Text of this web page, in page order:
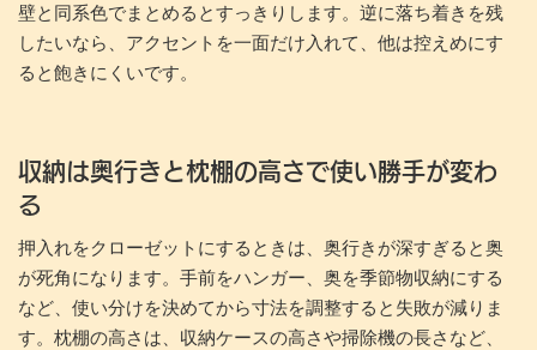
壁と同系色でまとめるとすっきりします。逆に落ち着きを残
したいなら、アクセントを一面だけ入れて、他は控えめにす
ると飽きにくいです。
収納は奥行きと枕棚の高さで使い勝手が変わ
る
押入れをクローゼットにするときは、奥行きが深すぎると奥
が死角になります。手前をハンガー、奥を季節物収納にする
など、使い分けを決めてから寸法を調整すると失敗が減りま
す。枕棚の高さは、収納ケースの高さや掃除機の長さなど、